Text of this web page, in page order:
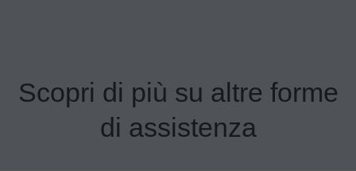
Scopri di più su altre forme
di assistenza